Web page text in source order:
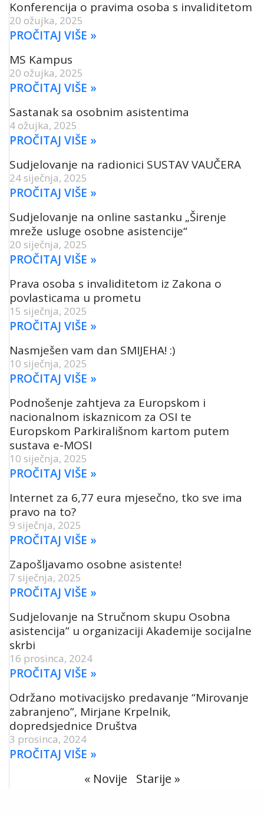
Konferencija o pravima osoba s invaliditetom
20 ožujka, 2025
PROČITAJ VIŠE »
MS Kampus
20 ožujka, 2025
PROČITAJ VIŠE »
Sastanak sa osobnim asistentima
4 ožujka, 2025
PROČITAJ VIŠE »
Sudjelovanje na radionici SUSTAV VAUČERA
24 siječnja, 2025
PROČITAJ VIŠE »
Sudjelovanje na online sastanku „Širenje
mreže usluge osobne asistencije“
20 siječnja, 2025
PROČITAJ VIŠE »
Prava osoba s invaliditetom iz Zakona o
povlasticama u prometu
15 siječnja, 2025
PROČITAJ VIŠE »
Nasmješen vam dan SMIJEHA! :)
10 siječnja, 2025
PROČITAJ VIŠE »
Podnošenje zahtjeva za Europskom i
nacionalnom iskaznicom za OSI te
Europskom Parkirališnom kartom putem
sustava e-MOSI
10 siječnja, 2025
PROČITAJ VIŠE »
Internet za 6,77 eura mjesečno, tko sve ima
pravo na to?
9 siječnja, 2025
PROČITAJ VIŠE »
Zapošljavamo osobne asistente!
7 siječnja, 2025
PROČITAJ VIŠE »
Sudjelovanje na Stručnom skupu Osobna
asistencija” u organizaciji Akademije socijalne
skrbi
16 prosinca, 2024
PROČITAJ VIŠE »
Održano motivacijsko predavanje “Mirovanje
zabranjeno”, Mirjane Krpelnik,
dopredsjednice Društva
3 prosinca, 2024
PROČITAJ VIŠE »
« Novije Starije »